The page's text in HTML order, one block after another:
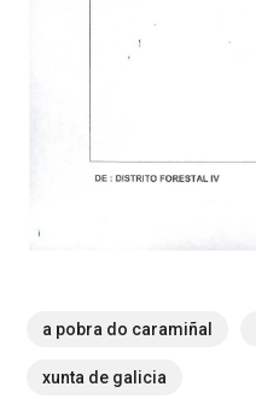
a pobra do caramiñal
xunta de galicia